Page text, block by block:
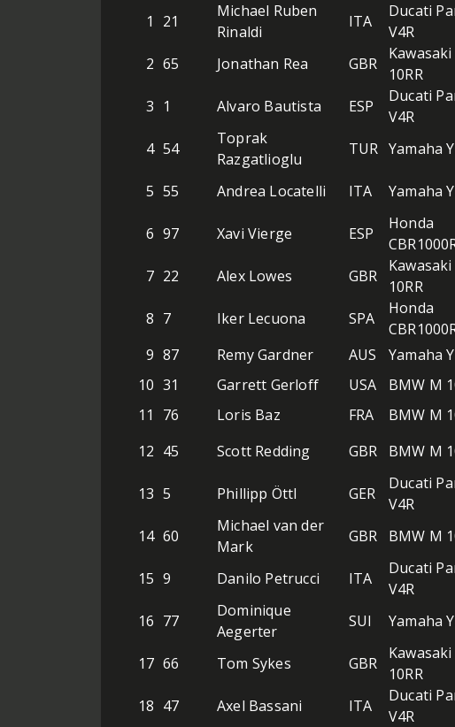
1
21
Michael Ruben
Rinaldi
ITA
Ducati
V4R
2 65 Jonathan Rea GBR
Kawasaki
10RR
3 1 Alvaro Bautista ESP
Ducati
V4R
4 54
Toprak
Razgatlioglu
TUR Yamaha
5 55 Andrea Locatelli ITA Yamaha
6 97 Xavi Vierge ESP
Honda
7 22 Alex Lowes GBR
Kawasaki
10RR
8 7 Iker Lecuona SPA
Honda
9 87 Remy Gardner AUS Yamaha
10 31 Garrett Gerloff USA BMW M
11
76 Loris Baz FRA BMW M
12 45 Scott Redding GBR BMW M
13 5 Phillipp Öttl GER
Ducati
V4R
14 60
Michael van der
Mark
GBR BMW M
15 9 Danilo Petrucci ITA
Ducati
V4R
16 77
Dominique
Aegerter
SUI Yamaha
17 66 Tom Sykes GBR
Kawasaki
10RR
18 47 Axel Bassani ITA
Ducati
V4R